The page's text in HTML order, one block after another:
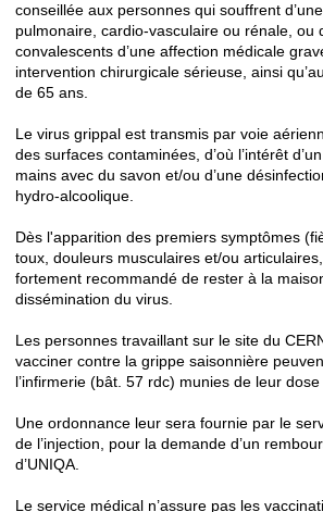
conseillée aux personnes qui souffrent
pulmonaire, cardio-vasculaire ou rénale, ou
convalescents d’une affection médicale
intervention chirurgicale sérieuse, ainsi
de 65 ans.
Le virus grippal est transmis par voie
des surfaces contaminées, d’où l’intérêt
mains avec du savon et/ou d’une
hydro-alcoolique.
Dès l'apparition des premiers symptômes
toux, douleurs musculaires et/ou
fortement recommandé de rester à la
dissémination du virus.
Les personnes travaillant sur le site du
vacciner contre la grippe saisonnière
l’infirmerie (bât. 57 rdc) munies de leur dose
Une ordonnance leur sera fournie par le
de l’injection, pour la demande d’un
d’UNIQA.
Le service médical n’assure pas les